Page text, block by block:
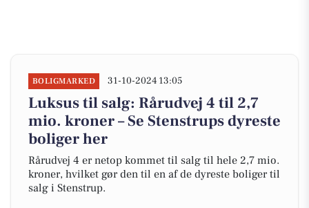
BOLIGMARKED 31-10-2024 13:05
Luksus til salg: Rårudvej 4 til 2,7
mio. kroner – Se Stenstrups dyreste
boliger her
Rårudvej 4 er netop kommet til salg til hele 2,7 mio.
kroner, hvilket gør den til en af de dyreste boliger til
salg i Stenstrup.